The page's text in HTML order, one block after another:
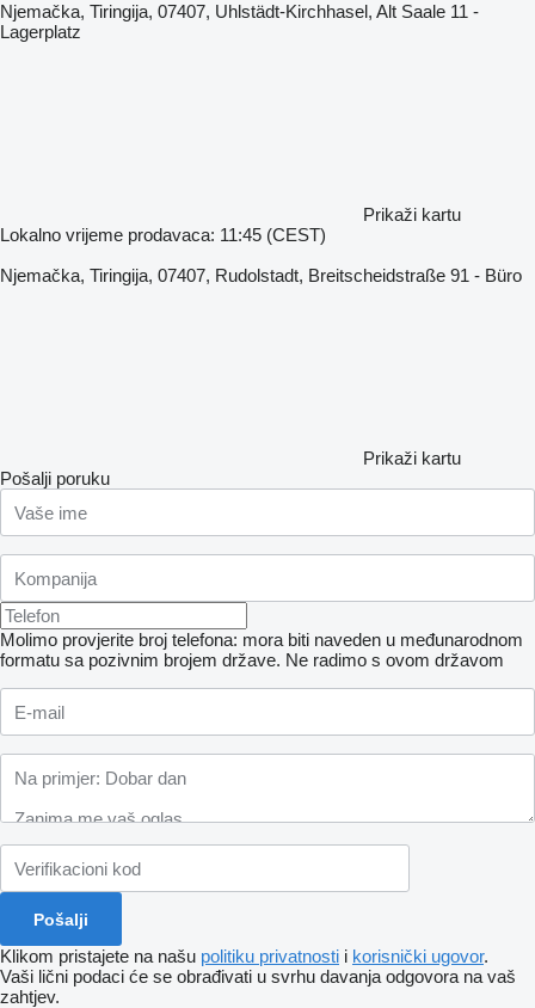
Njemačka, Tiringija, 07407, Uhlstädt-Kirchhasel, Alt Saale 11 -
Lagerplatz
Prikaži kartu
Lokalno vrijeme prodavaca: 11:45 (CEST)
Njemačka, Tiringija, 07407, Rudolstadt, Breitscheidstraße 91 - Büro
Prikaži kartu
Pošalji poruku
Molimo provjerite broj telefona: mora biti naveden u međunarodnom
formatu sa pozivnim brojem države. Ne radimo s ovom državom
Klikom pristajete na našu politiku privatnosti i korisnički ugovor.
Vaši lični podaci će se obrađivati ​​u svrhu davanja odgovora na vaš
zahtjev.